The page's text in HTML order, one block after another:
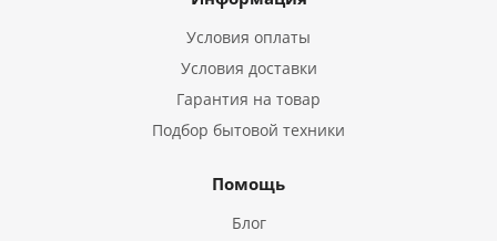
Условия оплаты
Условия доставки
Гарантия на товар
Подбор бытовой техники
Помощь
Блог